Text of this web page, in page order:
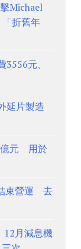
Michael
折舊年
元、
延片製造
億元 用於
束營運 去
月減息機